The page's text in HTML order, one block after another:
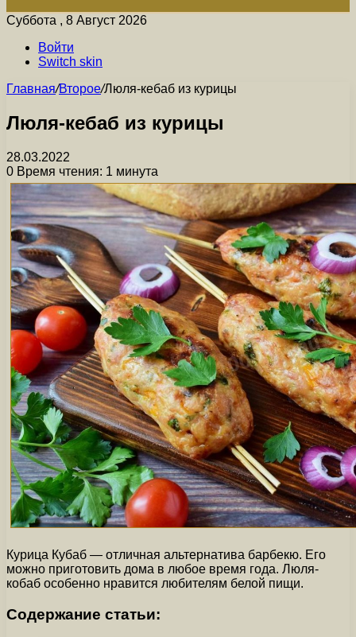
Суббота , 8 Август 2026
Войти
Switch skin
Главная/Второе/Люля-кебаб из курицы
Люля-кебаб из курицы
28.03.2022
0 Время чтения: 1 минута
Курица Кубаб — отличная альтернатива барбекю. Его
можно приготовить дома в любое время года. Люля-
кобаб особенно нравится любителям белой пищи.
Содержание статьи: